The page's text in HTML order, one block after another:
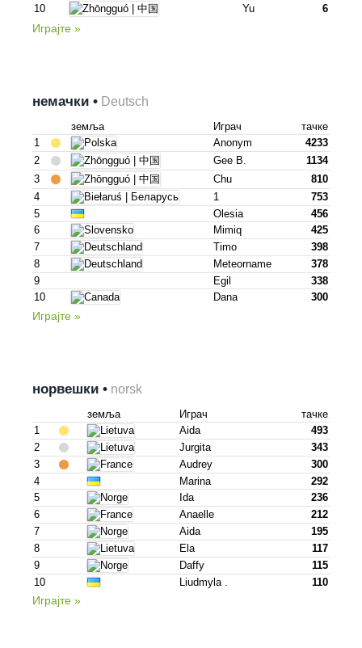
10
Yu 6
Играјте »
немачки • Deutsch
земља Играч
тачке
1
Anonym
4233
2
Gee B.
1134
3
Chu
810
4
1
753
5
Olesia
456
6
Mimiq
425
7
Timo
398
8
Meteorname
378
9
Egil
338
10
Dana 300
Играјте »
норвешки • norsk
земља Играч
тачке
1
Aida
493
2
Jurgita
343
3
Audrey
300
4
Marina
292
5
Ida
236
6
Anaelle
212
7
Aida
195
8
Ela
117
9
Daffy
115
10
Liudmyla . 110
Играјте »